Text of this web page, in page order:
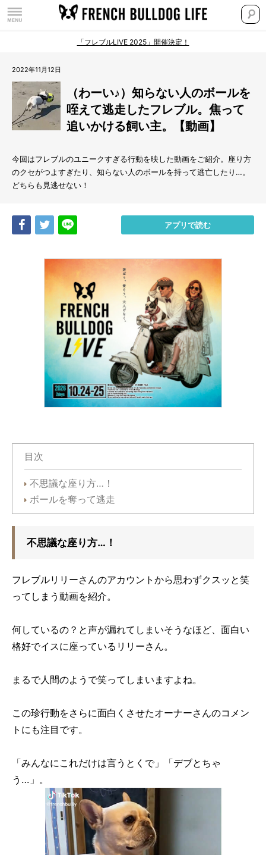
「フレブルLIVE 2025」開催決定！
2022年11月12日
（わーい♪）知らない人のボールを
咥えて逃走したフレブル。焦って
追いかける飼い主。【動画】
今回はフレブルのユニークすぎる行動を映した動画をご紹介。座り方
のクセがつよすぎたり、知らない人のボールを持って逃亡したり…。
どちらも見逃せない！
Share Tweet アプリで読む
目次
不思議な座り方…！
ボールを奪って逃走
不思議な座り方…！
フレブルリリーさんのアカウントから思わずクスッと笑
ってしまう動画を紹介。
何しているの？と声が漏れてしまいそうなほど、面白い
格好でイスに座っているリリーさん。
まるで人間のようで笑ってしまいますよね。
この珍行動をさらに面白くさせたオーナーさんのコメン
トにも注目です。
「みんなにこれだけは言うとくで」「デブとちゃ
う…」。